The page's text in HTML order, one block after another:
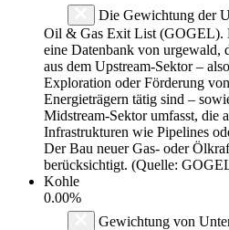
Die Gewichtung der
Oil & Gas Exit List (GOGEL).
eine Datenbank von urgewald,
aus dem Upstream-Sektor –
Exploration oder Förderung
Energieträgern tätig sind –
Midstream-Sektor umfasst, die
Infrastrukturen wie Pipelines
Der Bau neuer Gas- oder
berücksichtigt. (Quelle:
Kohle
0.00%
Gewichtung von